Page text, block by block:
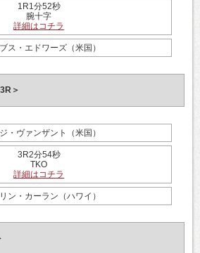
1R1分52秒
腕十字
詳細はコチラ
ス・エドワーズ（米国）
＞
・ヴァンザント（米国）
3R2分54秒
TKO
詳細はコチラ
ン・カーラン（ハワイ）